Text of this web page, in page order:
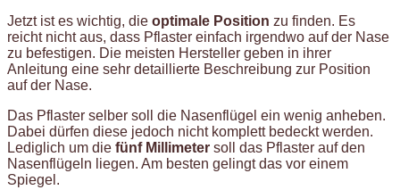
Jetzt ist es wichtig, die optimale Position zu finden. Es
reicht nicht aus, dass Pflaster einfach irgendwo auf der Nase
zu befestigen. Die meisten Hersteller geben in ihrer
Anleitung eine sehr detaillierte Beschreibung zur Position
auf der Nase.
Das Pflaster selber soll die Nasenflügel ein wenig anheben.
Dabei dürfen diese jedoch nicht komplett bedeckt werden.
Lediglich um die fünf Millimeter soll das Pflaster auf den
Nasenflügeln liegen. Am besten gelingt das vor einem
Spiegel.